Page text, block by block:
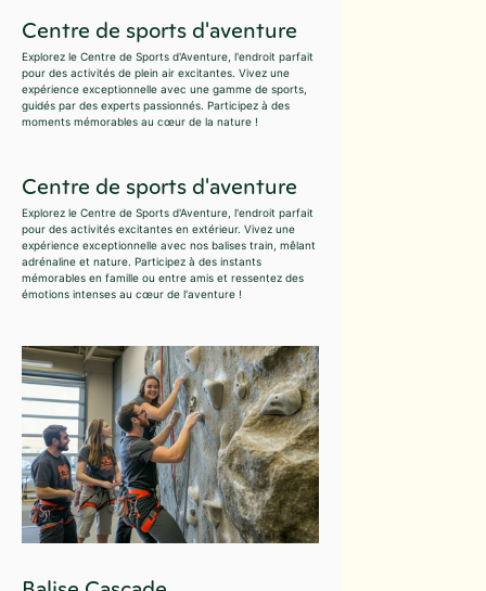
Centre de sports d'aventure
Explorez le Centre de Sports d'Aventure, l'endroit parfait
pour des activités de plein air excitantes. Vivez une
expérience exceptionnelle avec une gamme de sports,
guidés par des experts passionnés. Participez à des
moments mémorables au cœur de la nature !
Centre de sports d'aventure
Explorez le Centre de Sports d'Aventure, l'endroit parfait
pour des activités excitantes en extérieur. Vivez une
expérience exceptionnelle avec nos balises train, mêlant
adrénaline et nature. Participez à des instants
mémorables en famille ou entre amis et ressentez des
émotions intenses au cœur de l'aventure !